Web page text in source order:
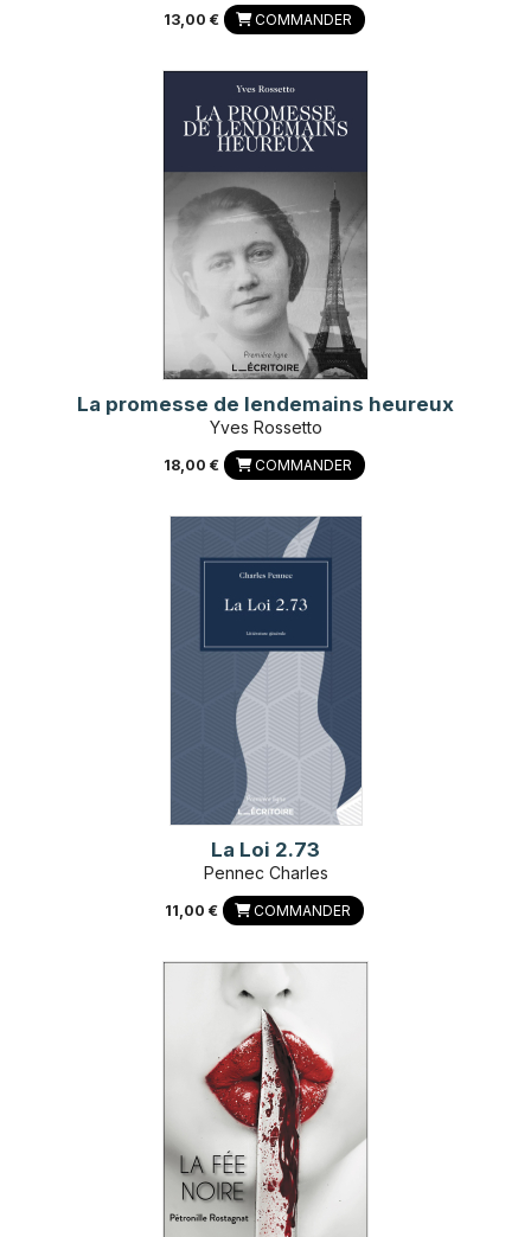
13,00 € COMMANDER
La promesse de lendemains heureux
Yves Rossetto
18,00 € COMMANDER
La Loi 2.73
Pennec Charles
11,00 € COMMANDER